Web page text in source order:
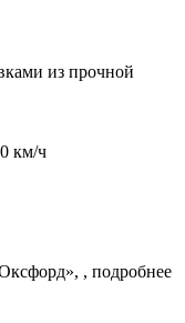
из прочной
км/ч
, подробнее